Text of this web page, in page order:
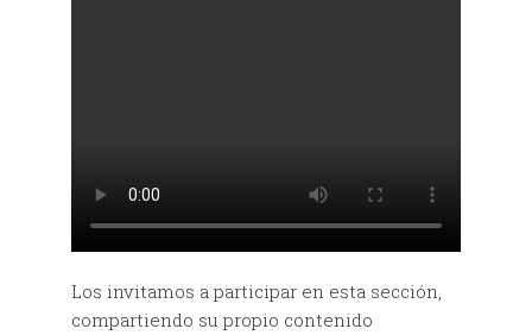
Los invitamos a participar en esta sección,
compartiendo su propio contenido